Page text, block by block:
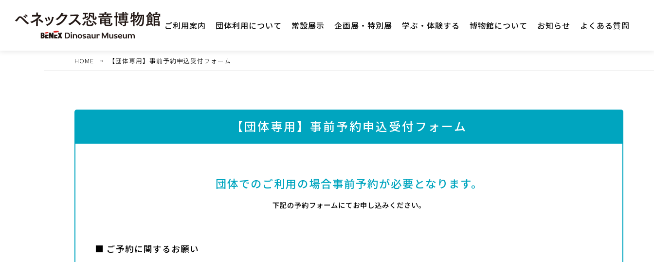
ご利用案内 団体利用について 常設展示 企画展・特別展 学ぶ・体験する 博物館について お知らせ よくある質問
HOME 【団体専用】事前予約申込受付フォーム
【団体専用】事前予約申込受付フォーム
団体でのご利用の場合事前予約が必要となります。
下記の予約フォームにてお申し込みください。
■ ご予約に関するお願い